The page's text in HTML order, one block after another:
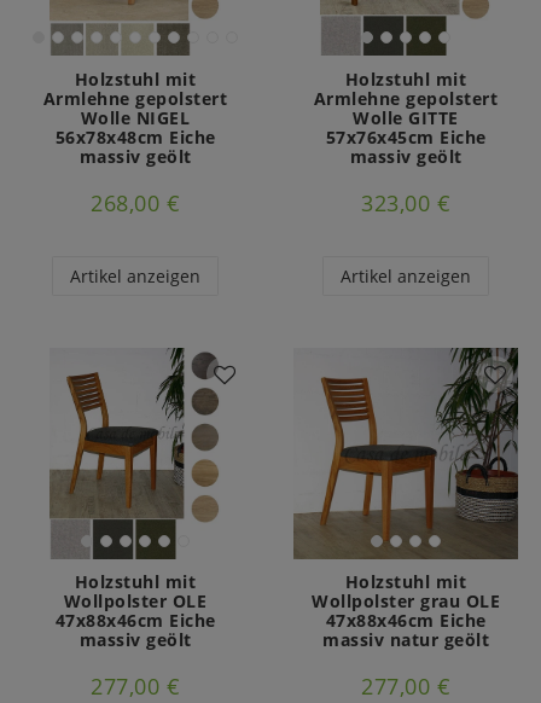
Holzstuhl mit
Armlehne gepolstert
Wolle NIGEL
56x78x48cm Eiche
massiv geölt
268,00 €
Artikel anzeigen
Holzstuhl mit
Armlehne gepolstert
Wolle GITTE
57x76x45cm Eiche
massiv geölt
323,00 €
Artikel anzeigen
Holzstuhl mit
Wollpolster OLE
47x88x46cm Eiche
massiv geölt
277,00 €
Holzstuhl mit
Wollpolster grau OLE
47x88x46cm Eiche
massiv natur geölt
277,00 €